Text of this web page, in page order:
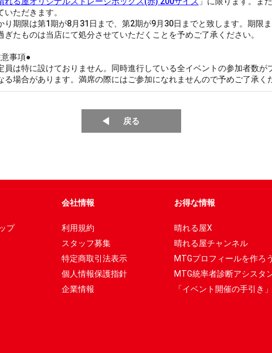
いただきます。
期限は第1期が8月31日まで、第2期が9月30日までと致します。期限
ぎたものは当店にて処分させていただくことを予めご了承ください。
事項●
は特に設けておりません。同時進行している全イベントの参加者数が
る場合があります。満席の際にはご参加になれませんので予めご了承く
戻る
プ
会社情報
利用規約
スタッフ募集
特定商取引法表示
個人情報保護指針
企業情報
お得な情報
晴れる屋X
晴れる屋チャンネル
MTGプロフィールを作ろう
MTG統率者診断アシスタ
「イベント開催の手引き